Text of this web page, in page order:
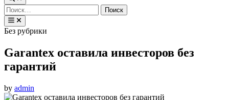
Найти:
Posted
Без рубрики
Garantex оставила инвесторов без
гарантий
by admin